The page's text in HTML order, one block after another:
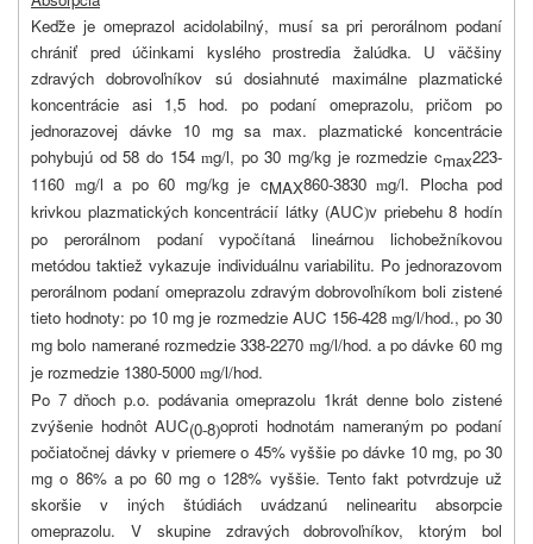
Keďže je omeprazol acidolabilný, musí sa pri perorálnom podaní
chrániť pred účinkami kyslého prostredia žalúdka. U väčšiny
zdravých dobrovoľníkov sú dosiahnuté maximálne plazmatické
koncentrácie asi 1,5 hod. po podaní omeprazolu, pričom po
jednorazovej dávke 10 mg sa max. plazmatické koncentrácie
pohybujú od 58 do 154 mg/l, po 30 mg/kg je rozmedzie cmax223-
1160 mg/l a po 60 mg/kg je cMAX860-3830 mg/l. Plocha pod
krivkou plazmatických koncentrácií látky (AUC)v priebehu 8 hodín
po perorálnom podaní vypočítaná lineárnou lichobežníkovou
metódou taktiež vykazuje individuálnu variabilitu. Po jednorazovom
perorálnom podaní omeprazolu zdravým dobrovoľníkom boli zistené
tieto hodnoty: po 10 mg je rozmedzie AUC 156-428 mg/l/hod., po 30
mg bolo namerané rozmedzie 338-2270 mg/l/hod. a po dávke 60 mg
je rozmedzie 1380-5000 mg/l/hod.
Po 7 dňoch p.o. podávania omeprazolu 1krát denne bolo zistené
zvýšenie hodnôt AUC(0-8)oproti hodnotám nameraným po podaní
počiatočnej dávky v priemere o 45% vyššie po dávke 10 mg, po 30
mg o 86% a po 60 mg o 128% vyššie. Tento fakt potvrdzuje už
skoršie v iných štúdiách uvádzanú nelinearitu absorpcie
omeprazolu. V skupine zdravých dobrovoľníkov, ktorým bol